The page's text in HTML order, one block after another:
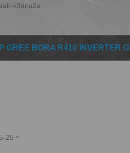
k3dna2a
BORA R410 INVERTER
25